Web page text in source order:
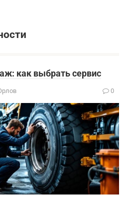
как выбрать сервис
0